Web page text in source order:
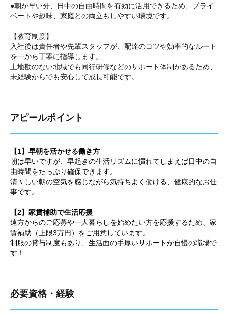
●朝が早い分、日中の自由時間を有効に活用できるため、プライ
ベートや趣味、家庭との両立もしやすい環境です。
【教育制度】
入社後は責任者や先輩スタッフが、配達のコツや効率的なルート
を一から丁寧に指導します。
土地勘のない地域でも同行研修などのサポート体制があるため、
未経験からでも安心して成長可能です。
アピールポイント
【1】早朝を活かせる働き方
朝は早いですが、早起きの生活リズムに慣れてしまえば日中の自
由時間をたっぷり確保できます。
清々しい朝の空気を感じながら気持ちよく働ける、健康的なお仕
事です。
【2】家賃補助で生活応援
遠方からのご応募や一人暮らしを始めたい方を応援するため、家
賃補助（上限3万円）をご用意しています。
制服の貸与制度もあり、生活面の手厚いサポートが自慢の職場で
す！
必要資格・経験